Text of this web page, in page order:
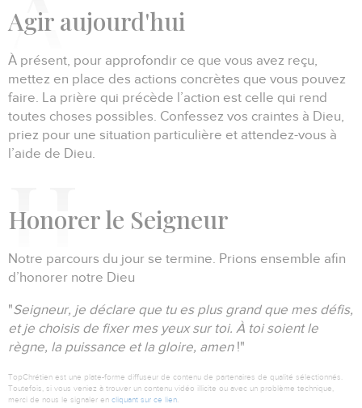
Agir aujourd'hui
À présent, pour approfondir ce que vous avez reçu,
mettez en place des actions concrètes que vous pouvez
faire. La prière qui précède l’action est celle qui rend
toutes choses possibles. Confessez vos craintes à Dieu,
priez pour une situation particulière et attendez-vous à
l’aide de Dieu.
Honorer le Seigneur
Notre parcours du jour se termine. Prions ensemble afin
d’honorer notre Dieu
"Seigneur, je déclare que tu es plus grand que mes défis,
et je choisis de fixer mes yeux sur toi. À toi soient le
règne, la puissance et la gloire, amen !"
TopChrétien est une plate-forme diffuseur de contenu de partenaires de qualité sélectionnés.
Toutefois, si vous veniez à trouver un contenu vidéo illicite ou avec un problème technique,
merci de nous le signaler en cliquant sur ce lien.